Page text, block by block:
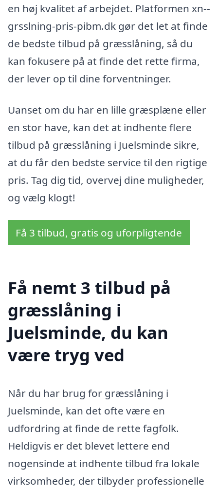
en høj kvalitet af arbejdet. Platformen xn--
grsslning-pris-pibm.dk gør det let at finde
de bedste tilbud på græsslåning, så du
kan fokusere på at finde det rette firma,
der lever op til dine forventninger.
Uanset om du har en lille græsplæne eller
en stor have, kan det at indhente flere
tilbud på græsslåning i Juelsminde sikre,
at du får den bedste service til den rigtige
pris. Tag dig tid, overvej dine muligheder,
og vælg klogt!
Få 3 tilbud, gratis og uforpligtende
Få nemt 3 tilbud på
græsslåning i
Juelsminde, du kan
være tryg ved
Når du har brug for græsslåning i
Juelsminde, kan det ofte være en
udfordring at finde de rette fagfolk.
Heldigvis er det blevet lettere end
nogensinde at indhente tilbud fra lokale
virksomheder, der tilbyder professionelle